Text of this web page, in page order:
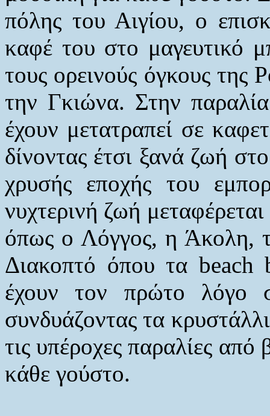
πόλης του Αιγίου, ο
καφέ του στο μαγευτικό
τους ορεινούς όγκους
την Γκιώνα. Στην
έχουν μετατραπεί σε
δίνοντας έτσι ξανά ζωή
χρυσής εποχής του
νυχτερινή ζωή
όπως ο Λόγγος, η Άκολη,
Διακοπτό όπου τα beach
έχουν τον πρώτο λόγο
συνδυάζοντας τα
τις υπέροχες παραλίες
κάθε γούστο.